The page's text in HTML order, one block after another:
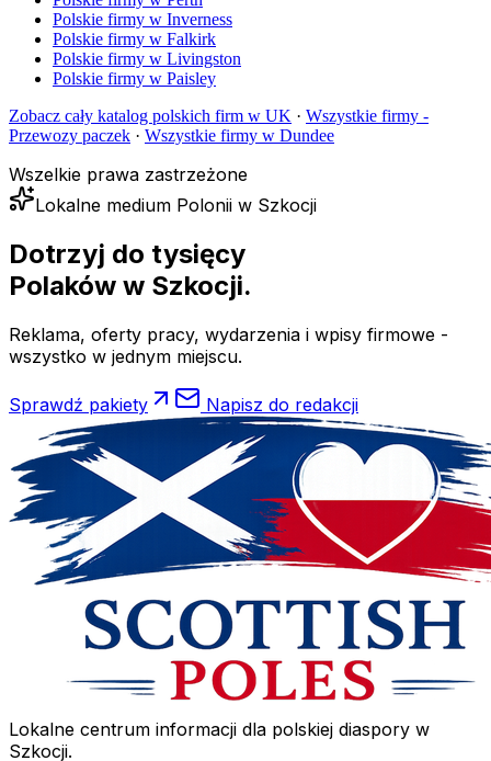
Polskie firmy w Inverness
Polskie firmy w Falkirk
Polskie firmy w Livingston
Polskie firmy w Paisley
Zobacz cały katalog polskich firm w UK · Wszystkie firmy -
Przewozy paczek · Wszystkie firmy w Dundee
Wszelkie prawa zastrzeżone
Lokalne medium Polonii w Szkocji
Dotrzyj do tysięcy
Polaków w Szkocji.
Reklama, oferty pracy, wydarzenia i wpisy firmowe -
wszystko w jednym miejscu.
Sprawdź pakiety Napisz do redakcji
Lokalne centrum informacji dla polskiej diaspory w
Szkocji.